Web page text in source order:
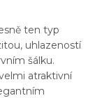
ten typ
uhlazeností
šálku.
atraktivní